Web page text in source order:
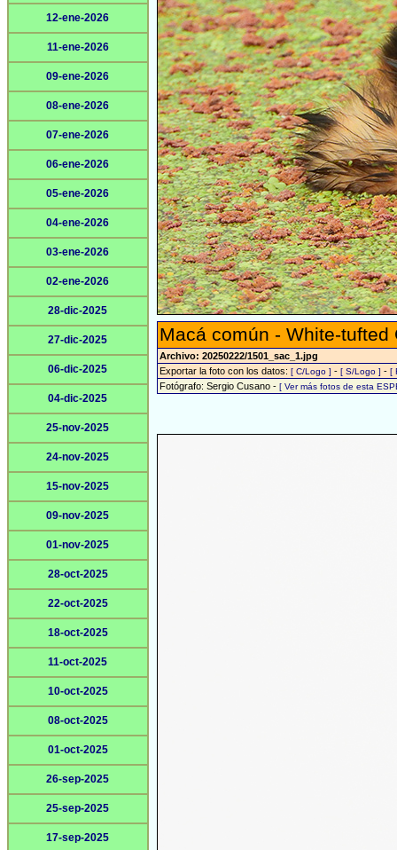
12-ene-2026
11-ene-2026
09-ene-2026
08-ene-2026
07-ene-2026
06-ene-2026
05-ene-2026
04-ene-2026
03-ene-2026
02-ene-2026
28-dic-2025
27-dic-2025
06-dic-2025
04-dic-2025
25-nov-2025
24-nov-2025
15-nov-2025
09-nov-2025
01-nov-2025
28-oct-2025
22-oct-2025
18-oct-2025
11-oct-2025
10-oct-2025
08-oct-2025
01-oct-2025
26-sep-2025
25-sep-2025
17-sep-2025
Macá común - White-
Archivo: 20250222/1501_sac_1.jpg
Exportar la foto con los datos: [ C/Logo ] - [ S/Logo ] - [
Fotógrafo: Sergio Cusano - [ Ver más fotos de esta